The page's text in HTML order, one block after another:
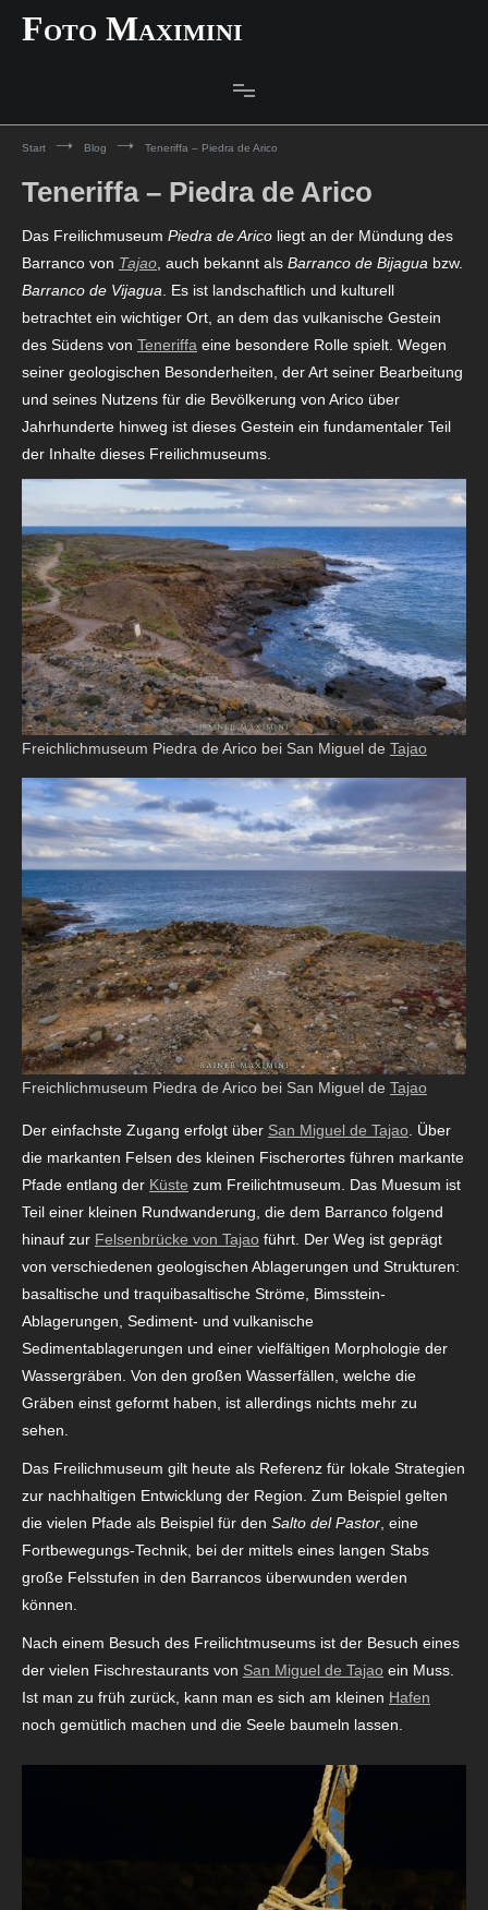
InhaltFoto Maximini
Start Blog Teneriffa – Piedra de Arico
Teneriffa – Piedra de Arico
Das Freilichmuseum Piedra de Arico liegt an der Mündung des
Barranco von Tajao , auch bekannt als Barranco de Bijagua bzw.
Barranco de Vijagua . Es ist landschaftlich und kulturell
betrachtet ein wichtiger Ort, an dem das vulkanische Gestein
des Südens von Teneriffa eine besondere Rolle spielt. Wegen
seiner geologischen Besonderheiten, der Art seiner Bearbeitung
und seines Nutzens für die Bevölkerung von Arico über
Jahrhunderte hinweg ist dieses Gestein ein fundamentaler Teil
der Inhalte dieses Freilichmuseums.
Freichlichmuseum Piedra de Arico bei San Miguel de Tajao
Freichlichmuseum Piedra de Arico bei San Miguel de Tajao
Der einfachste Zugang erfolgt über San Miguel de Tajao . Über
die markanten Felsen des kleinen Fischerortes führen markante
Pfade entlang der Küste zum Freilichtmuseum. Das Muesum ist
Teil einer kleinen Rundwanderung, die dem Barranco folgend
hinauf zur Felsenbrücke von Tajao führt. Der Weg ist geprägt
von verschiedenen geologischen Ablagerungen und Strukturen:
basaltische und traquibasaltische Ströme, Bimsstein-
Ablagerungen, Sediment- und vulkanische
Sedimentablagerungen und einer vielfältigen Morphologie der
Wassergräben. Von den großen Wasserfällen, welche die
Gräben einst geformt haben, ist allerdings nichts mehr zu
sehen.
Das Freilichmuseum gilt heute als Referenz für lokale Strategien
zur nachhaltigen Entwicklung der Region. Zum Beispiel gelten
die vielen Pfade als Beispiel für den Salto del Pastor , eine
Fortbewegungs-Technik, bei der mittels eines langen Stabs
große Felsstufen in den Barrancos überwunden werden
können.
Nach einem Besuch des Freilichtmuseums ist der Besuch eines
der vielen Fischrestaurants von San Miguel de Tajao ein Muss.
Ist man zu früh zurück, kann man es sich am kleinen Hafen
noch gemütlich machen und die Seele baumeln lassen.